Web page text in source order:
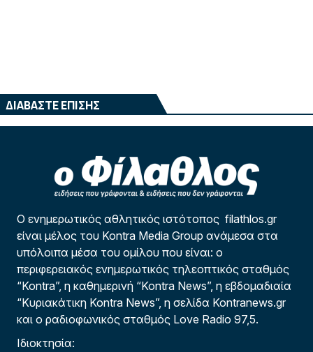
ΔΙΑΒΑΣΤΕ ΕΠΙΣΗΣ
Ο ενημερωτικός αθλητικός ιστότοπος filathlos.gr
είναι μέλος του Kontra Media Group ανάμεσα στα
υπόλοιπα μέσα του ομίλου που είναι: ο
περιφερειακός ενημερωτικός τηλεοπτικός σταθμός
“Kontra”, η καθημερινή “Kontra News”, η εβδομαδιαία
“Κυριακάτικη Kontra News”, η σελίδα Kontranews.gr
και ο ραδιοφωνικός σταθμός Love Radio 97,5.
Ιδιοκτησία: